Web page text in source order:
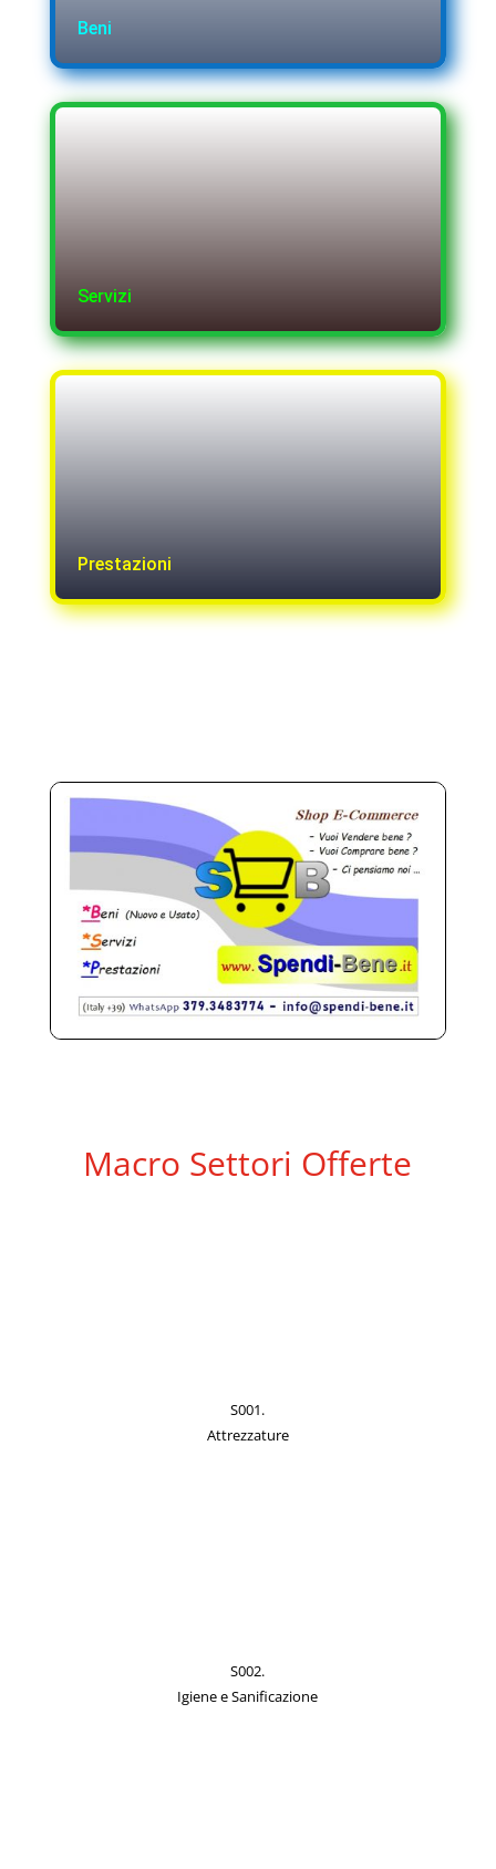
Beni
Servizi
Prestazioni
Macro Settori Offerte
S001.
Attrezzature
S002.
Igiene e Sanificazione